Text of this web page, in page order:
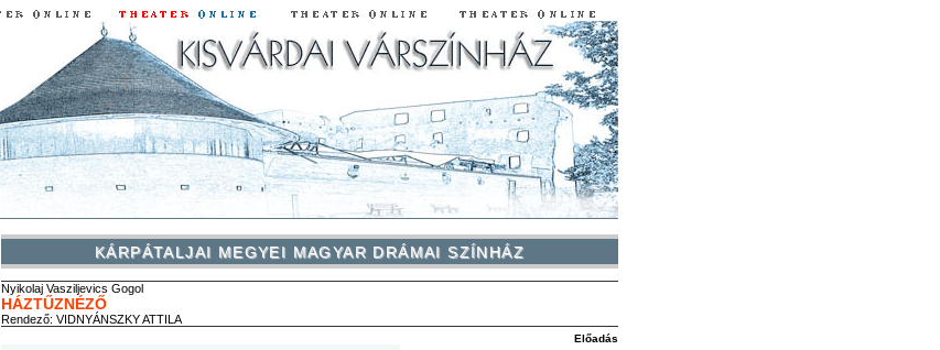
KÁRPÁTALJAI MEGYEI MAGYAR DRÁMAI SZÍNHÁZ
Nyikolaj Vasziljevics Gogol
HÁZTŰZNÉZŐ
Rendező: VIDNYÁNSZKY ATTILA
Előadás